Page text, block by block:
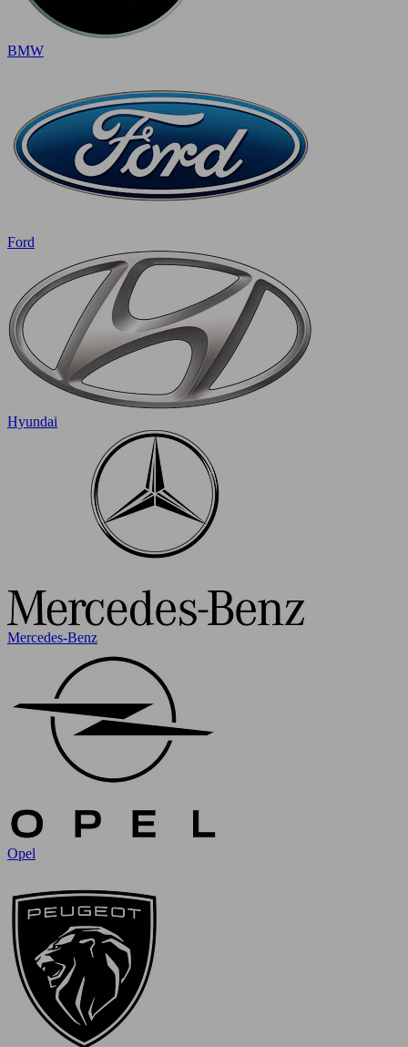
BMW
Ford
Hyundai
Mercedes-Benz
Opel